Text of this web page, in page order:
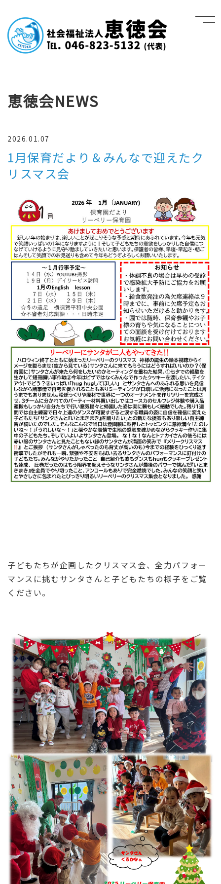
恵徳会NEWS
2026.01.07
1月保育だより＆みんなで迎えたク
リスマス会
子どもたちが企画したクリスマス会、全力パフォー
マンスに挑むサンタさんと子どもたちの様子をご覧
ください。